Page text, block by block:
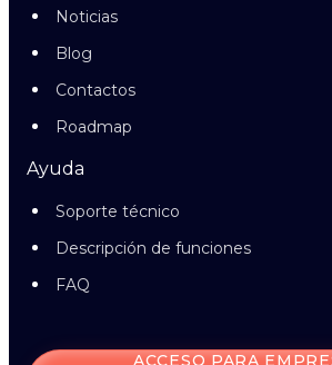
Noticias
Blog
Contactos
Roadmap
Ayuda
Soporte técnico
Descripción de funciones
FAQ
ACCESO PARA